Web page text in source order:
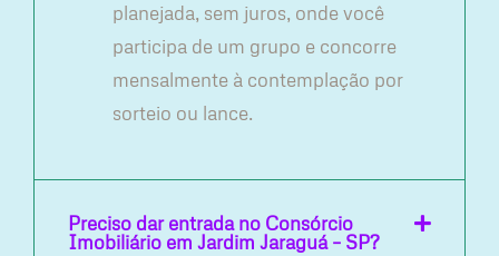
planejada, sem juros, onde você
participa de um grupo e concorre
mensalmente à contemplação por
sorteio ou lance.
Preciso dar entrada no Consórcio
Imobiliário em Jardim Jaraguá – SP?